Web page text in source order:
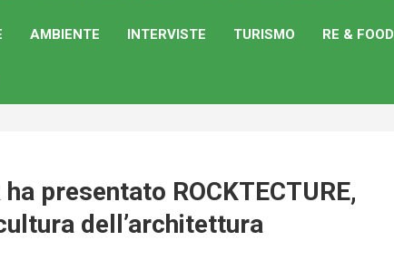
AMBIENTE INTERVISTE TURISMO RE & FOOD
presentato ROCKTECTURE,
dell’architettura